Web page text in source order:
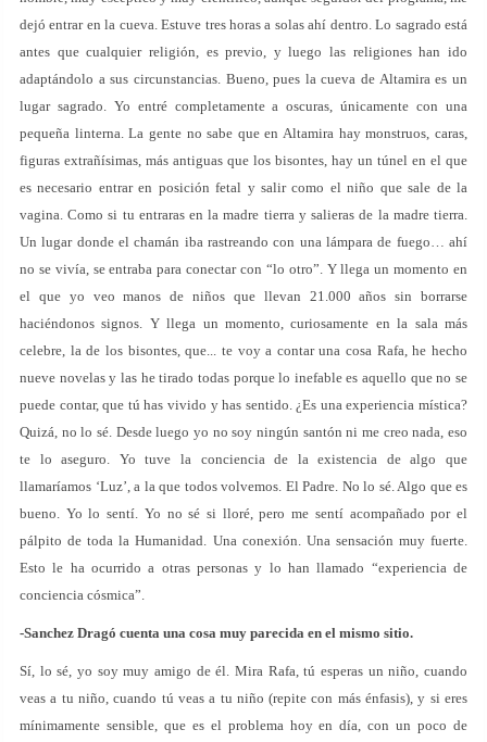
dejó entrar en la cueva. Estuve tres horas a solas ahí dentro. Lo sagrado está
antes que cualquier religión, es previo, y luego las religiones han ido
adaptándolo a sus circunstancias. Bueno, pues la cueva de Altamira es un
lugar sagrado. Yo entré completamente a oscuras, únicamente con una
pequeña linterna. La gente no sabe que en Altamira hay monstruos, caras,
figuras extrañísimas, más antiguas que los bisontes, hay un túnel en el que
es necesario entrar en posición fetal y salir como el niño que sale de la
vagina. Como si tu entraras en la madre tierra y salieras de la madre tierra.
Un lugar donde el chamán iba rastreando con una lámpara de fuego… ahí
no se vivía, se entraba para conectar con “lo otro”. Y llega un momento en
el que yo veo manos de niños que llevan 21.000 años sin borrarse
haciéndonos signos. Y llega un momento, curiosamente en la sala más
celebre, la de los bisontes, que... te voy a contar una cosa Rafa, he hecho
nueve novelas y las he tirado todas porque lo inefable es aquello que no se
puede contar, que tú has vivido y has sentido. ¿Es una experiencia mística?
Quizá, no lo sé. Desde luego yo no soy ningún santón ni me creo nada, eso
te lo aseguro. Yo tuve la conciencia de la existencia de algo que
llamaríamos ‘Luz’, a la que todos volvemos. El Padre. No lo sé. Algo que es
bueno. Yo lo sentí. Yo no sé si lloré, pero me sentí acompañado por el
pálpito de toda la Humanidad. Una conexión. Una sensación muy fuerte.
Esto le ha ocurrido a otras personas y lo han llamado “experiencia de
conciencia cósmica”.
-Sanchez Dragó cuenta una cosa muy parecida en el mismo sitio.
Sí, lo sé, yo soy muy amigo de él. Mira Rafa, tú esperas un niño, cuando
veas a tu niño, cuando tú veas a tu niño (repite con más énfasis), y si eres
mínimamente sensible, que es el problema hoy en día, con un poco de